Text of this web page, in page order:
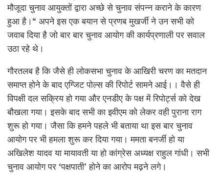
मौजूदा चुनाव आयुक्तों द्वारा अच्छे से चुनाव संपन्न कराने के कारण
हुआ है।“ अपने इस एक बयान से प्रणब मुखर्जी ने उन सभी को
जवाब दिया है जो बार बार चुनाव आयोग की कार्यप्रणाली पर सवाल
उठा रहे थे।
गौरतलब है कि जैसे ही लोकसभा चुनाव के आखिरी चरण का मतदान
समाप्त होने के बाद एग्जिट पोल्स की रिपोर्ट सामने आई।। वैसे ही
विपक्षी दल सक्रिय हो गया और एनडीए के पक्ष में रिपोर्ट्स को देख
बौखला गया। इसके बाद सभी का इवीएम को लेकर वही पुराना राग
शुरू हो गया। जैसा कि हमने पहले भी बताया था इस बार चुनाव
आयोग पर भी हमला शुरू कर दिया गया। ममता बनर्जी हो या
अखिलेश यादव या मायावती या हो कांग्रेस अध्यक्ष राहुल गांधी। सभी
चुनाव आयोग पर ‘पक्षपाती’ होने का आरोप मढ़ने लगे।